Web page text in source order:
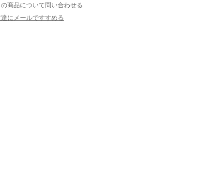
商品について問い合わせる
にメールですすめる